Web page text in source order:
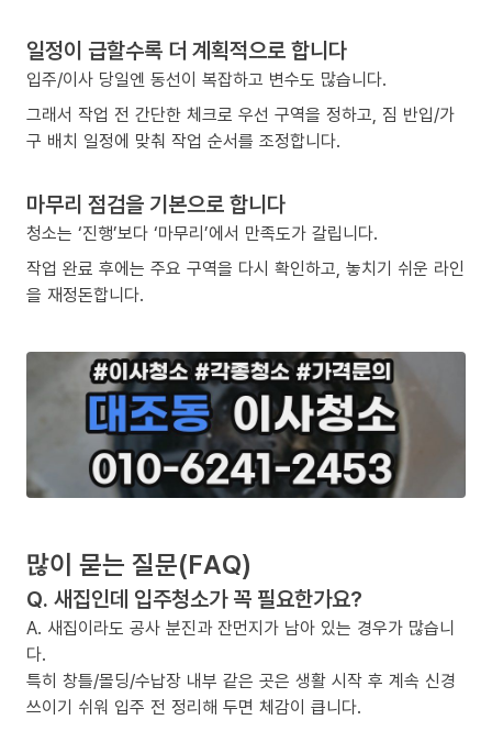
일정이 급할수록 더 계획적으로 합니다
입주/이사 당일엔 동선이 복잡하고 변수도 많습니다.
그래서 작업 전 간단한 체크로 우선 구역을 정하고, 짐 반입/가
구 배치 일정에 맞춰 작업 순서를 조정합니다.
마무리 점검을 기본으로 합니다
청소는 ‘진행’보다 ‘마무리’에서 만족도가 갈립니다.
작업 완료 후에는 주요 구역을 다시 확인하고, 놓치기 쉬운 라인
을 재정돈합니다.
많이 묻는 질문(FAQ)
Q. 새집인데 입주청소가 꼭 필요한가요?
A. 새집이라도 공사 분진과 잔먼지가 남아 있는 경우가 많습니
다.
특히 창틀/몰딩/수납장 내부 같은 곳은 생활 시작 후 계속 신경
쓰이기 쉬워 입주 전 정리해 두면 체감이 큽니다.